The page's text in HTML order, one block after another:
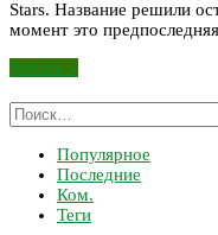
Stars. Название решили
момент это
Читать »
Найти:
Популярное
Последние
Ком.
Теги